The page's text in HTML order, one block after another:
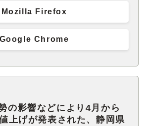
Mozilla Firefox
Google Chrome
の影響などにより4月から
上げが発表された、静岡県